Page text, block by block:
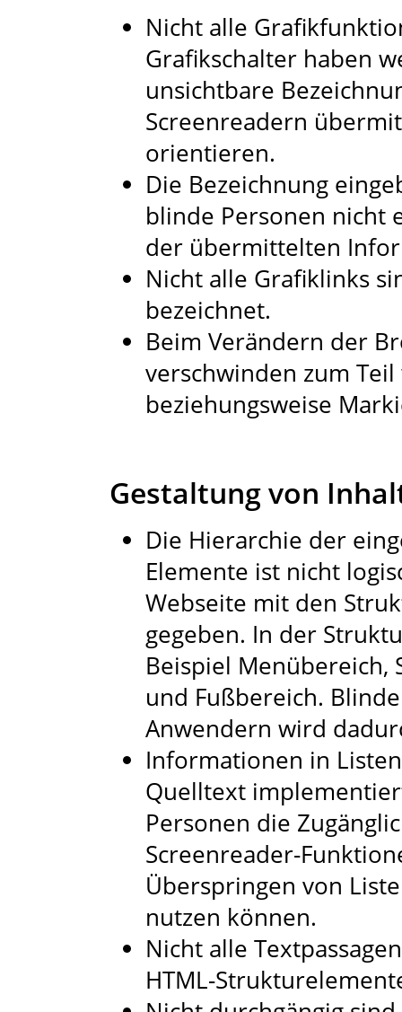
Nicht alle
Grafikschalter haben
unsichtbare
Screenreadern
orientieren.
Die Bezeichnung
blinde Personen nicht
der übermittelten
Nicht alle Grafiklinks
bezeichnet.
Beim Verändern der
verschwinden zum
beziehungsweise
Gestaltung von
Die Hierarchie der
Elemente ist nicht
Webseite mit den
gegeben. In der
Beispiel Menübereich,
und Fußbereich.
Anwendern wird
Informationen in
Quelltext
Personen die
Screenreader-
Überspringen von
nutzen können.
Nicht alle
HTML-